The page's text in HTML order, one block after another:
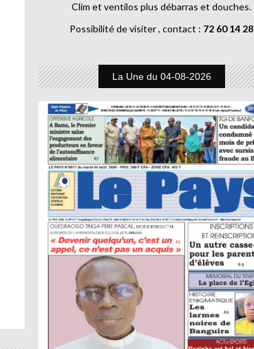
Clim et ventilos plus débarras et douches.
Possibilité de visiter , contact : 72 60 14 28
La Une du 04-08-2026